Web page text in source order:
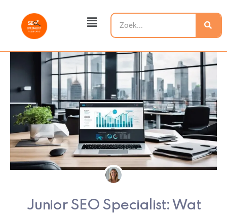
Main
Menu
Zoeken
Junior SEO Specialist: Wat